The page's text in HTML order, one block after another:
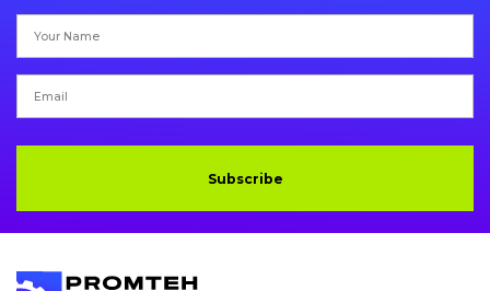
Bucket and adapters shrouds
Pins and bushings
Hydraulics
написати
Subscribe